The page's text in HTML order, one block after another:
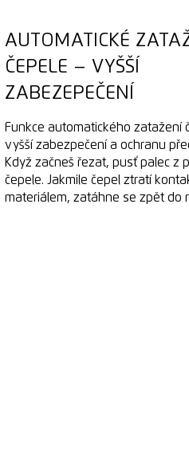
AUTOMATICKÉ
ČEPELE – VYŠŠÍ
ZABEZEPEČENÍ
Funkce automatického zatažení
vyšší zabezpečení a ochranu
Když začneš řezat, pusť palec z
čepele. Jakmile čepel ztratí
materiálem, zatáhne se zpět do